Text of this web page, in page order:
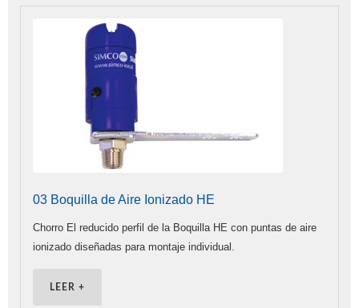
03 Boquilla de Aire Ionizado HE
Chorro El reducido perfil de la Boquilla HE con puntas de aire
ionizado diseñadas para montaje individual.
LEER +